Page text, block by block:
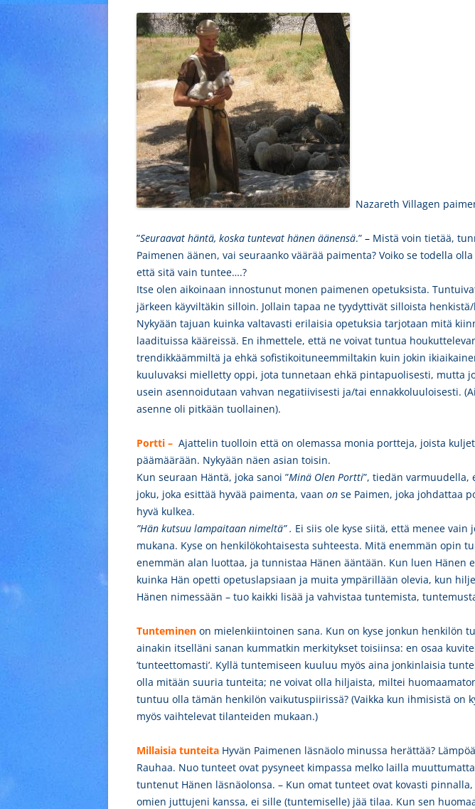
Nazareth Villagen
”Seuraavat häntä, koska tuntevat hänen äänensä.” – Mistä voin tietää,
Paimenen äänen, vai seuraanko väärää paimenta? Voiko se todella
että sitä vain tuntee….?
Itse olen aikoinaan innostunut monen paimenen opetuksista.
järkeen käyviltäkin silloin. Jollain tapaa ne tyydyttivät silloista
Nykyään tajuan kuinka valtavasti erilaisia opetuksia tarjotaan mitä
laadituissa kääreissä. En ihmettele, että ne voivat tuntua
trendikkäämmiltä ja ehkä sofistikoituneemmiltakin kuin jokin
kuuluvaksi mielletty oppi, jota tunnetaan ehkä pintapuolisesti, mutta
usein asennoidutaan vahvan negatiivisesti ja/tai ennakkoluuloisesti.
asenne oli pitkään tuollainen).
Portti – Ajattelin tuolloin että on olemassa monia portteja, joista
päämäärään. Nykyään näen asian toisin.
Kun seuraan Häntä, joka sanoi ”Minä Olen Portti”, tiedän varmuudella,
joku, joka esittää hyvää paimenta, vaan on se Paimen, joka johdattaa
hyvä kulkea.
”Hän kutsuu lampaitaan nimeltä” . Ei siis ole kyse siitä, että menee vain
mukana. Kyse on henkilökohtaisesta suhteesta. Mitä enemmän opin
enemmän alan luottaa, ja tunnistaa Hänen ääntään. Kun luen Hänen
kuinka Hän opetti opetuslapsiaan ja muita ympärillään olevia, kun
Hänen nimessään – tuo kaikki lisää ja vahvistaa tuntemista,
Tunteminen on mielenkiintoinen sana. Kun on kyse jonkun henkilön
ainakin itselläni sanan kummatkin merkitykset toisiinsa: en osaa
’tunteettomasti’. Kyllä tuntemiseen kuuluu myös aina jonkinlaisia
olla mitään suuria tunteita; ne voivat olla hiljaista, miltei
tuntuu olla tämän henkilön vaikutuspiirissä? (Vaikka kun ihmisistä on
myös vaihtelevat tilanteiden mukaan.)
Millaisia tunteita Hyvän Paimenen läsnäolo minussa herättää?
Rauhaa. Nuo tunteet ovat pysyneet kimpassa melko lailla
tuntenut Hänen läsnäolonsa. – Kun omat tunteet ovat kovasti
omien juttujeni kanssa, ei sille (tuntemiselle) jää tilaa. Kun sen